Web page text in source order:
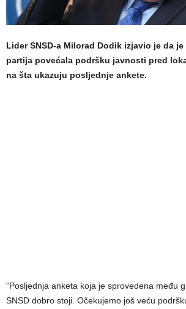
Lider SNSD-a Milorad Dodik izjavio je da
partija povećala podršku javnosti pred
na šta ukazuju posljednje ankete.
“Posljednja anketa koja je sprovedena među
SNSD dobro stoji. Očekujemo još veću